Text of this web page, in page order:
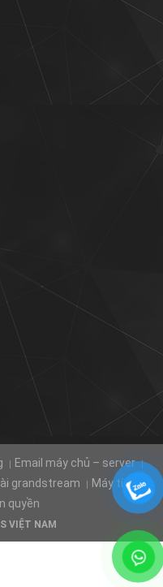
Email máy chủ – server
grandstream
Máy tính
quyền
VIỆT NAM